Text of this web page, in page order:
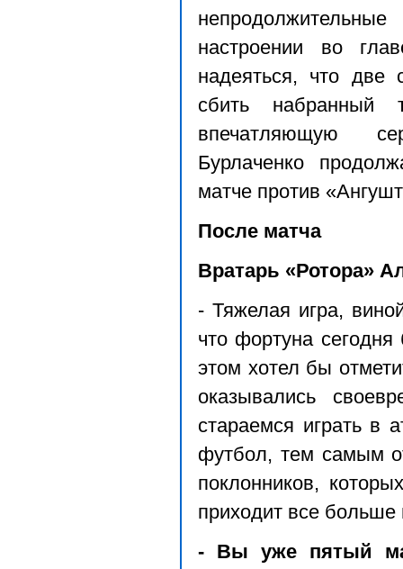
настроении во
надеяться, что две
сбить набранный
впечатляющую
Бурлаченко
матче против
После матча
Вратарь «Ротора»
- Тяжелая игра,
что фортуна
этом хотел бы
оказывались
стараемся играть
футбол, тем самым
поклонников,
приходит все
- Вы уже пятый